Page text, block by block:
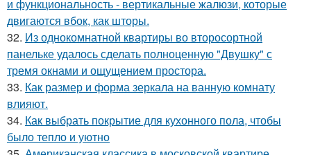
и функциональность - вертикальные жалюзи, которые
двигаются вбок, как шторы.
32. Из однокомнатной квартиры во второсортной
панельке удалось сделать полноценную "Двушку" с
тремя окнами и ощущением простора.
33. Как размер и форма зеркала на ванную комнату
влияют.
34. Как выбрать покрытие для кухонного пола, чтобы
было тепло и уютно